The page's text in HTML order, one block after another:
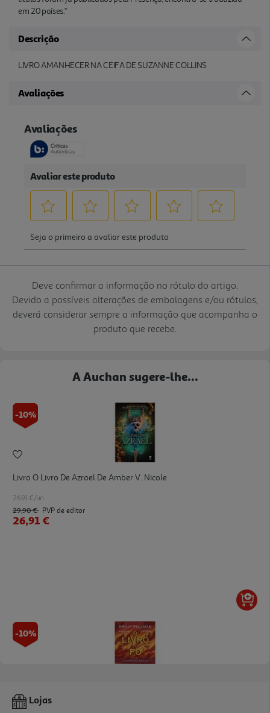
em 20 países."
Descrição
LIVRO AMANHECER NA CEIFA DE SUZANNE COLLINS
Avaliações
Deve confirmar a informação no rótulo do artigo.
Devido a possíveis alterações de embalagens e/ou rótulos,
deverá considerar sempre a informação que acompanha o
produto que recebe.
A Auchan sugere-lhe...
-10%
Livro O Livro De Azrael De Amber V. Nicole
26.91 €/un
29,90 € PVP de editor
26,91 €
-10%
Livro O Campo De Rosas O Livro Do Pó #3 De Philip Pullman
Lojas